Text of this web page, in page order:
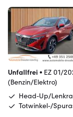
Unfallfrei • EZ 01/
(Benzin/Elektro)
Head-Up/
Totwinkel-/